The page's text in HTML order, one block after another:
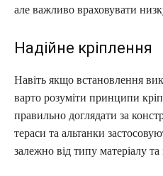
але важливо враховувати
Надійне кріплення
Навіть якщо встановлення
варто розуміти принципи
правильно доглядати за
тераси та альтанки
залежно від типу матеріалу та